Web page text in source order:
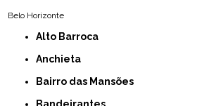
Belo Horizonte
Alto Barroca
Anchieta
Bairro das Mansões
Bandeirantes